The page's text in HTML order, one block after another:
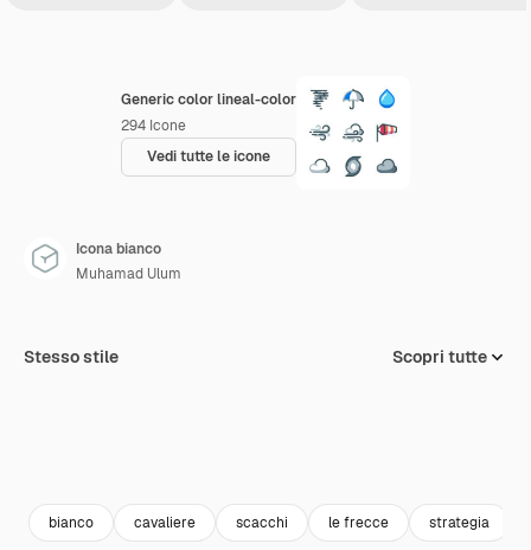
Generic color lineal-color
294 Icone
Vedi tutte le icone
Icona bianco
Muhamad Ulum
Stesso stile Scopri tutte
bianco cavaliere scacchi le frecce strategia